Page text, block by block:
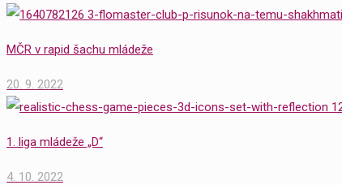
MČR v rapid šachu mládeže
20. 9. 2022
1. liga mládeže „D“
4. 10. 2022